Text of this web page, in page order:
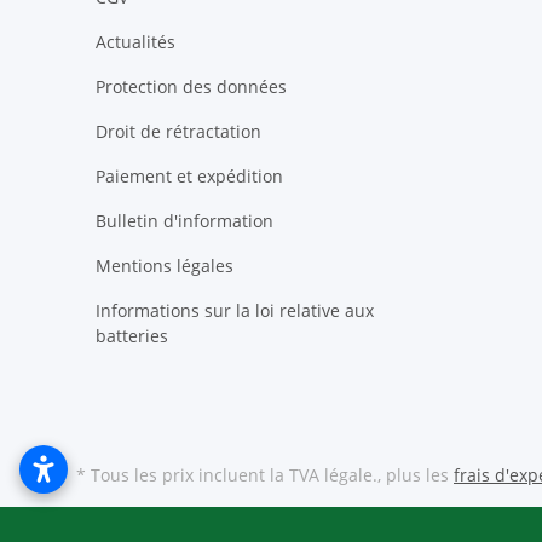
Actualités
Protection des données
Droit de rétractation
Paiement et expédition
Bulletin d'information
Mentions légales
Informations sur la loi relative aux
batteries
* Tous les prix incluent la TVA légale., plus les frais